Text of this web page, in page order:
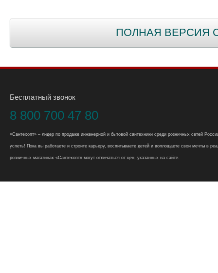
ПОЛНАЯ ВЕРСИЯ
Бесплатный звонок
8 800 700 47 80
«Сантехопт» – лидер по продаже инженерной и бытовой сантехники среди розничных сетей
успеть! Пока вы работаете и строите карьеру, воспитываете детей и воплощаете свои мечты в
розничных магазинах «Сантехопт» могут отличаться от цен, указанных на сайте.